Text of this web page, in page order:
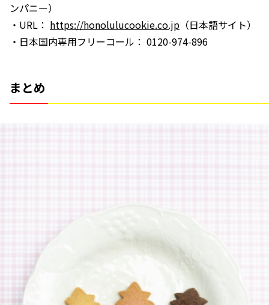
ンパニー）
・URL： https://honolulucookie.co.jp （日本語サイト）
・日本国内専用フリーコール： 0120-974-896
まとめ